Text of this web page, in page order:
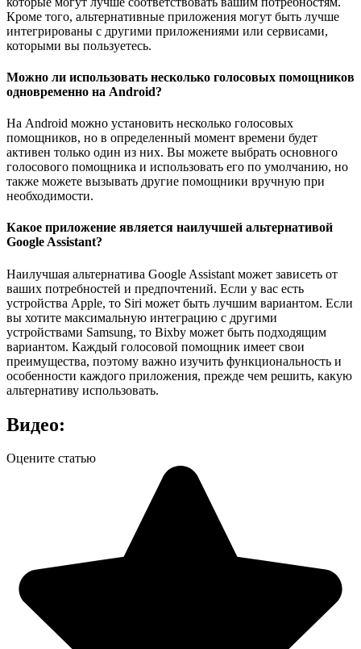
Кроме того, альтернативные приложения могут быть лучше
интегрированы с другими приложениями или сервисами,
которыми вы пользуетесь.
Можно ли использовать несколько голосовых помощников
одновременно на Android?
На Android можно установить несколько голосовых
помощников, но в определенный момент времени будет
активен только один из них. Вы можете выбрать основного
голосового помощника и использовать его по умолчанию, но
также можете вызывать другие помощники вручную при
необходимости.
Какое приложение является наилучшей альтернативой
Google Assistant?
Наилучшая альтернатива Google Assistant может зависеть от
ваших потребностей и предпочтений. Если у вас есть
устройства Apple, то Siri может быть лучшим вариантом. Если
вы хотите максимальную интеграцию с другими
устройствами Samsung, то Bixby может быть подходящим
вариантом. Каждый голосовой помощник имеет свои
преимущества, поэтому важно изучить функциональность и
особенности каждого приложения, прежде чем решить, какую
альтернативу использовать.
Видео:
Оцените статью